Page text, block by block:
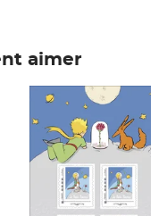
aimer
Prix 7,50€